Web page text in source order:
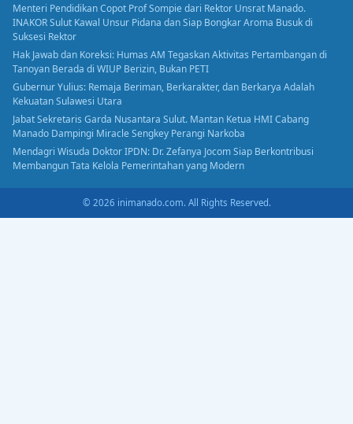
Menteri Pendidikan Copot Prof Sompie dari Rektor Unsrat Manado.
INAKOR Sulut Kawal Unsur Pidana dan Siap Bongkar Aroma Busuk di
Suksesi Rektor
Hak Jawab dan Koreksi: Humas AM Tegaskan Aktivitas Pertambangan di
Tanoyan Berada di WIUP Berizin, Bukan PETI
Gubernur Yulius: Remaja Beriman, Berkarakter, dan Berkarya Adalah
Kekuatan Sulawesi Utara
Jabat Sekretaris Garda Nusantara Sulut. Mantan Ketua HMI Cabang
Manado Dampingi Miracle Sengkey Perangi Narkoba
Mendagri Wisuda Doktor IPDN: Dr. Zefanya Jocom Siap Berkontribusi
Membangun Tata Kelola Pemerintahan yang Modern
© 2026 inimanado.com. All Rights Reserved.